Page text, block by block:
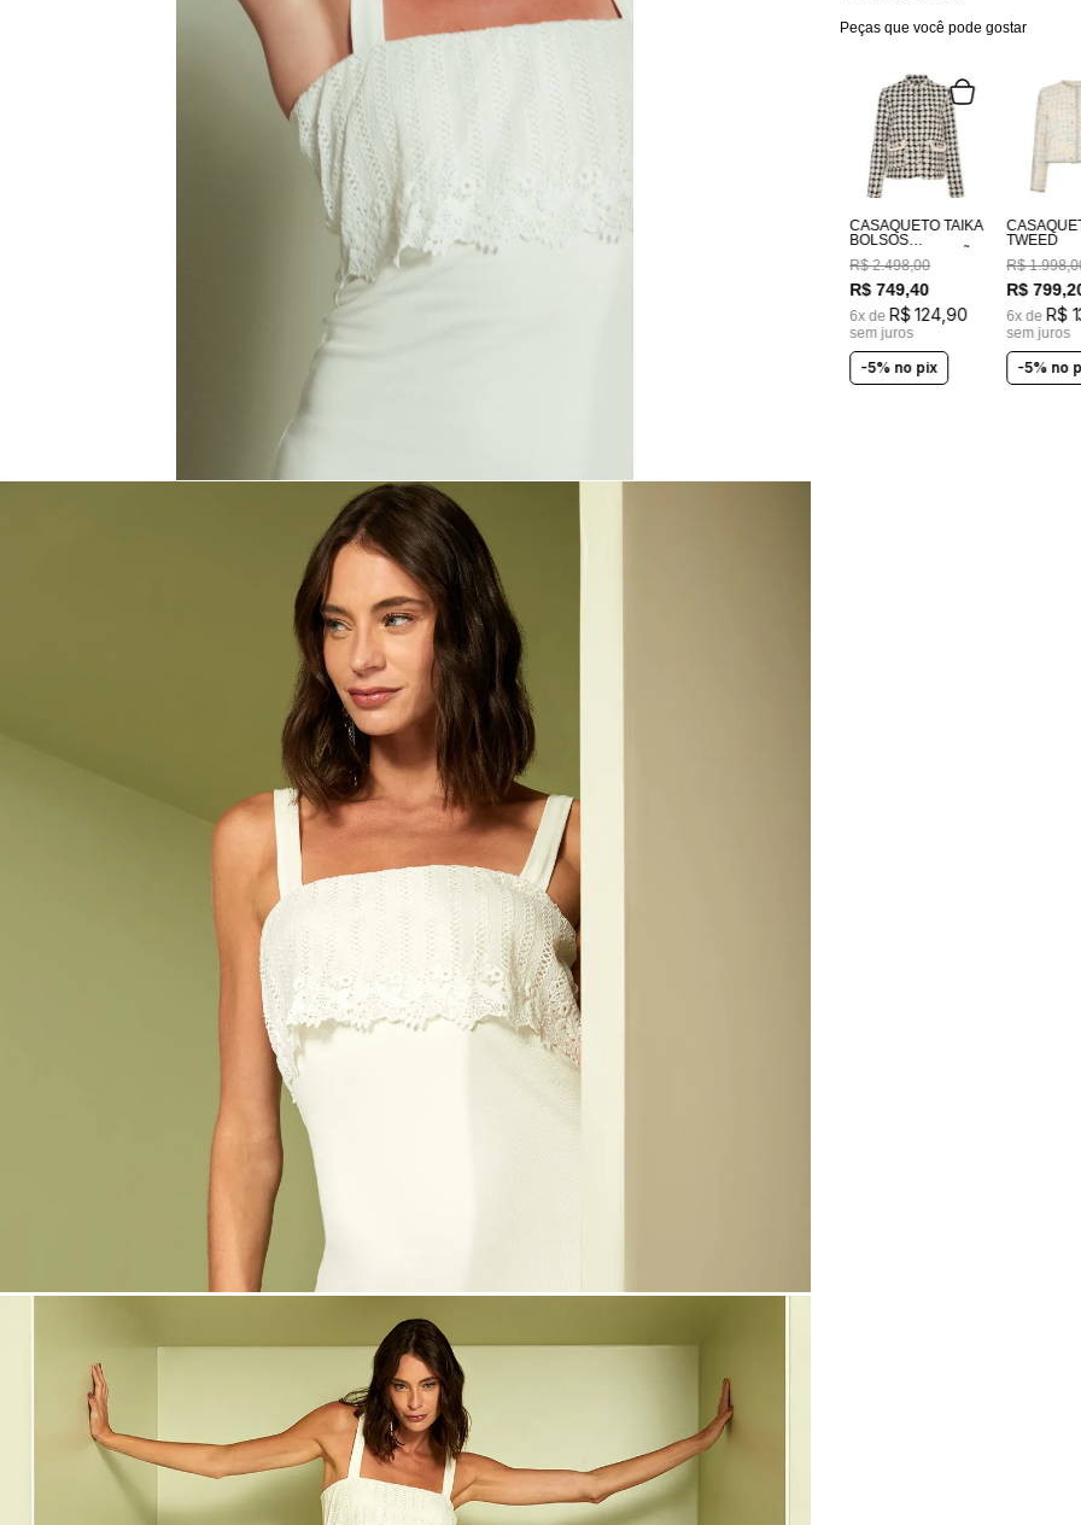
Peças que você pode gostar
CASAQUETO TAIKA
BOLSOS
BORDADOS A MÃO
R$ 2.498,00
R$ 749,40
6x de R$ 124,90
sem juros
-5% no pix
TWEED
R$ 1.998,
R$ 799,
6x de R$
sem juros
-5% no